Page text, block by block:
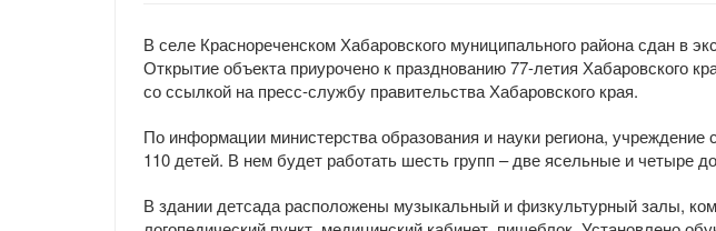
В селе Краснореченском Хабаровского муниципального района сдан в
Открытие объекта приурочено к празднованию 77-летия Хабаровского
со ссылкой на пресс-службу правительства Хабаровского края.
По информации министерства образования и науки региона, учреждение
110 детей. В нем будет работать шесть групп – две ясельные и четыре
В здании детсада расположены музыкальный и физкультурный залы,